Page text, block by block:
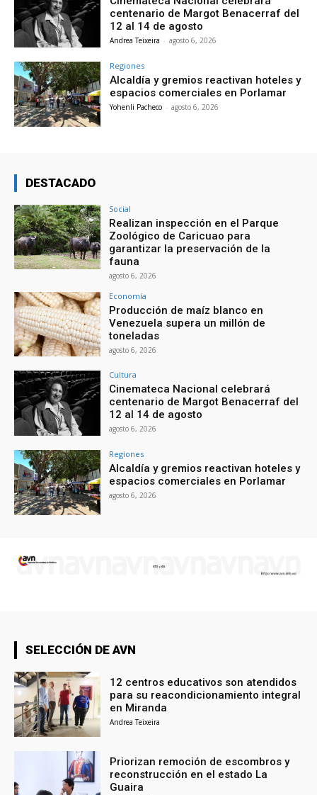
centenario de Margot Benacerraf del
12 al 14 de agosto
Andrea Teixeira - agosto 6, 2026
Regiones
Alcaldía y gremios reactivan hoteles y
espacios comerciales en Porlamar
Yohenli Pacheco - agosto 6, 2026
DESTACADO
Social
Realizan inspección en el Parque
Zoológico de Caricuao para
garantizar la preservación de la
fauna
agosto 6, 2026
Economía
Producción de maíz blanco en
Venezuela supera un millón de
toneladas
agosto 6, 2026
Cultura
Cinemateca Nacional celebrará
centenario de Margot Benacerraf del
12 al 14 de agosto
agosto 6, 2026
Regiones
Alcaldía y gremios reactivan hoteles y
espacios comerciales en Porlamar
agosto 6, 2026
SELECCIÓN DE AVN
12 centros educativos son atendidos
para su reacondicionamiento integral
en Miranda
Andrea Teixeira
Priorizan remoción de escombros y
reconstrucción en el estado La
Guaira